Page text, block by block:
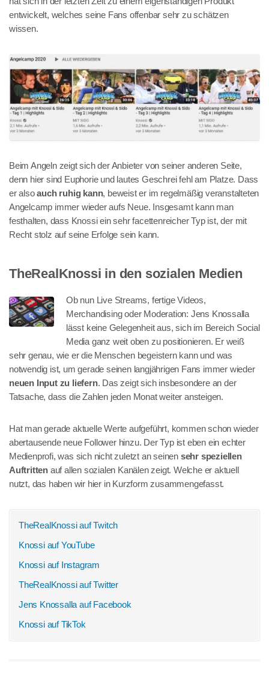
entwickelt, welches seine Fans offenbar sehr zu schätzen
wissen.
Beim Angeln zeigt sich der Anbieter von seiner anderen Seite,
denn hier sind Euphorie und lautes Geschrei fehl am Platze. Dass
er alsoauch ruhig kann, beweist er im regelmäßig veranstalteten
Angelcamp immer wieder aufs Neue. Insgesamt kann man
festhalten, dass Knossi ein sehr facettenreicher Typ ist, der mit
Recht stolz auf seine Erfolge sein kann.
TheRealKnossi in den sozialen Medien
Ob nun Live Streams, fertige Videos,
Merchandising oder Moderation: Jens Knossalla
lässt keine Gelegenheit aus, sich im Bereich Social
Media ganz weit oben zu positionieren. Er weiß
sehr genau, wie er die Menschen begeistern kann und was
notwendig ist, um gerade seinen langjährigen Fans immer wieder
neuen Input zu liefern. Das zeigt sich insbesondere an der
Tatsache, dass die Zahlen jeden Monat weiter ansteigen.
Hat man gerade aktuelle Werte aufgeführt, kommen schon wieder
abertausende neue Follower hinzu. Der Typ ist eben ein echter
Medienprofi, was sich nicht zuletzt an seinen sehr speziellen
Auftritten auf allen sozialen Kanälen zeigt. Welche er aktuell
nutzt, das haben wir hier in Kurzform zusammengefasst.
TheRealKnossi auf Twitch
Knossi auf YouTube
Knossi auf Instagram
TheRealKnossi auf Twitter
Jens Knossalla auf Facebook
Knossi auf TikTok